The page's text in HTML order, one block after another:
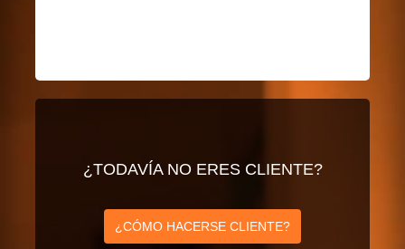
¿TODAVÍA NO ERES CLIENTE?
¿CÓMO HACERSE CLIENTE?